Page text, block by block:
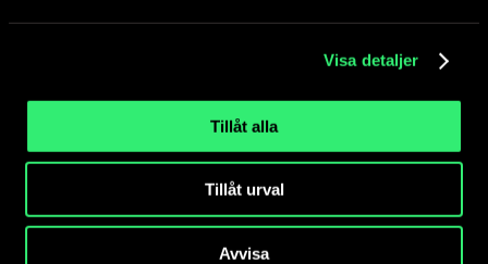
Visa detaljer
Tillåt alla
Tillåt urval
Avvisa